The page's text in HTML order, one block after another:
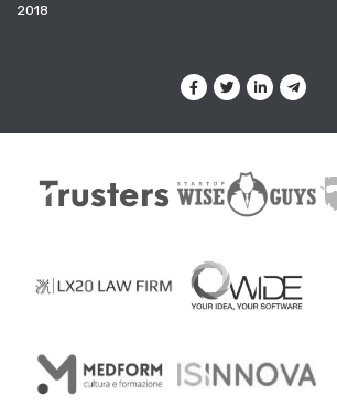
2018